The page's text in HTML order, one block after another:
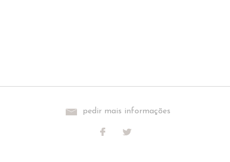
pedir mais informações